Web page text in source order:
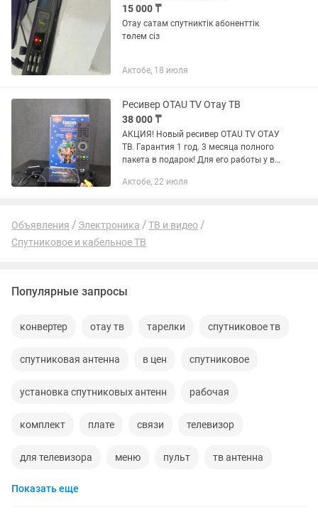
15 000 ₸
Отау сатам спутниктік абоненттік
төлем сіз
Актобе, 18 июля
Ресивер OTAU TV Отау ТВ
38 000 ₸
АКЦИЯ! Новый ресивер OTAU TV ОТАУ
ТВ. Гарантия 1 год. 3 месяца полного
пакета в подарок! Для его работы у вас
антенна. Вы можете найти нас в 2GIS и
Актобе, 22 июля
Объявления Электроника
ТВ и видео
Спутниковое и кабельное ТВ
Популярные запросы
конвертер отау тв тарелки спутниковое тв
спутниковая антенна в цен спутниковое
установка спутниковых антенн рабочая
комплект плате связи телевизор
для телевизора меню пульт тв антенна
аппарат
Показать еще